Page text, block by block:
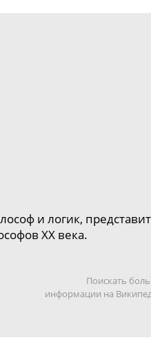
и логик,
XX века.
Поискать
информации на